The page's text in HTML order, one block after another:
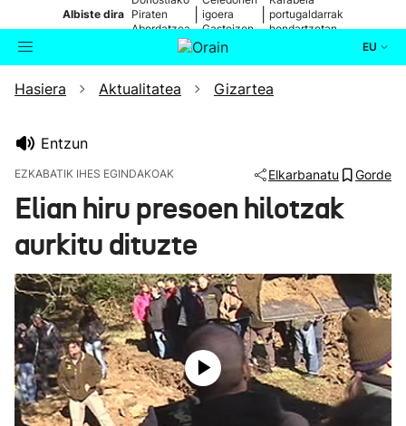
Albiste dira Piraten
Abordatzea
igoera
Gasteizen
portugaldarrak
hondartzetan
EU
Bilatzailea Aktualitatea
Ikusmiran
Eguraldia
Hasiera Aktualitatea Gizartea
Entzun
EZKABATIK IHES EGINDAKOAK Elkarbanatu Gorde
Elian hiru presoen hilotzak
aurkitu dituzte